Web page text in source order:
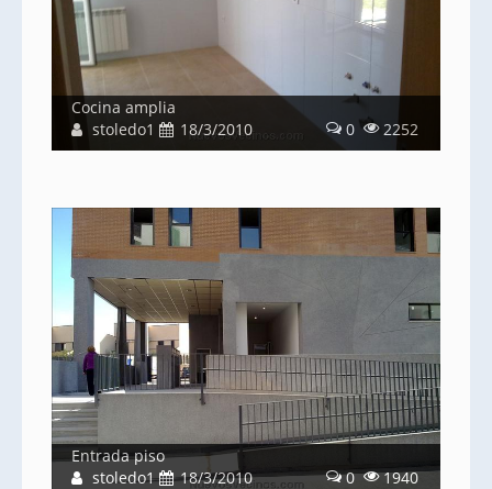
Cocina amplia
stoledo1
18/3/2010 0 2252
Entrada piso
stoledo1
18/3/2010 0 1940